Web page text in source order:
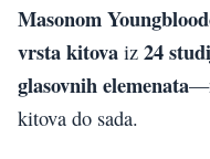
Masonom
vrsta kitova iz 24
glasovnih elemenata
kitova do sada.